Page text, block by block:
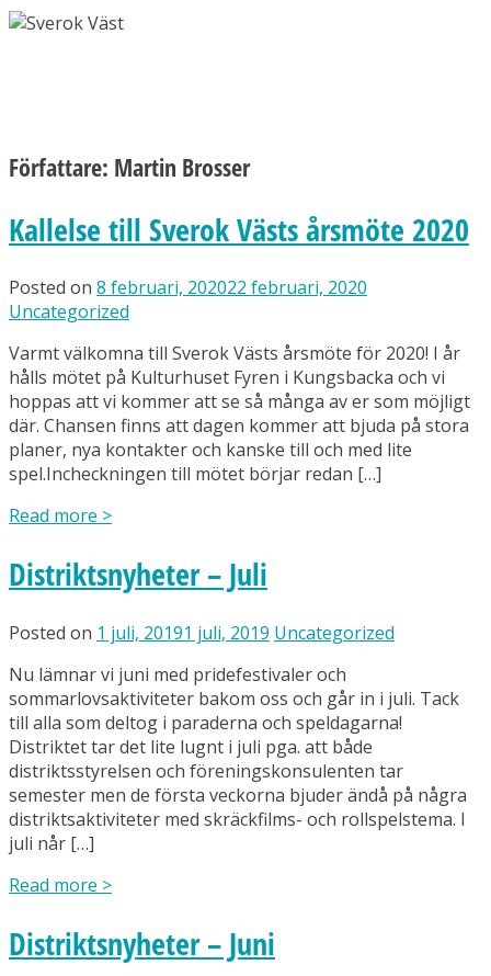
Författare: Martin Brosser
Kallelse till Sverok Västs årsmöte 2020
Posted on 8 februari, 202022 februari, 2020
Uncategorized
Varmt välkomna till Sverok Västs årsmöte för 2020! I år
hålls mötet på Kulturhuset Fyren i Kungsbacka och vi
hoppas att vi kommer att se så många av er som möjligt
där. Chansen finns att dagen kommer att bjuda på stora
planer, nya kontakter och kanske till och med lite
spel.Incheckningen till mötet börjar redan […]
Read more >
Distriktsnyheter – Juli
Posted on 1 juli, 20191 juli, 2019 Uncategorized
Nu lämnar vi juni med pridefestivaler och
sommarlovsaktiviteter bakom oss och går in i juli. Tack
till alla som deltog i paraderna och speldagarna!
Distriktet tar det lite lugnt i juli pga. att både
distriktsstyrelsen och föreningskonsulenten tar
semester men de första veckorna bjuder ändå på några
distriktsaktiviteter med skräckfilms- och rollspelstema. I
juli når […]
Read more >
Distriktsnyheter – Juni